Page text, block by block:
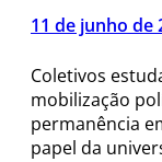
11 de junho de
Coletivos
mobilização
permanência
papel da